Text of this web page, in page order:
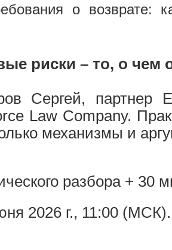
о возврате:
риски – то, о
Сергей, партнер
Law Company.
механизмы и
разбора + 30
2026 г., 11:00 (МСК).